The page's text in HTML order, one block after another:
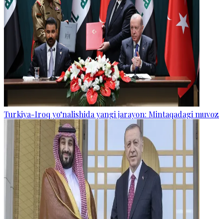
Turkiya-Iroq yo‘nalishida yangi jarayon: Mintaqadagi